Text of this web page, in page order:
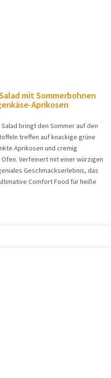
mit Sommerbohnen
Aprikosen
bringt den Sommer auf den
treffen auf knackige grüne
Aprikosen und cremig
Verfeinert mit einer würzigen
Geschmackserlebnis, das
Comfort Food für heiße